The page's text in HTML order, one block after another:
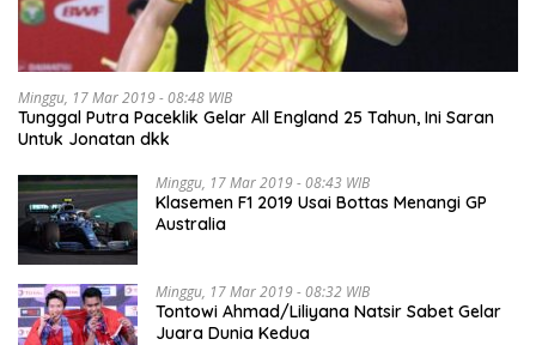
Minggu, 17 Mar 2019 - 08:48 WIB
Tunggal Putra Paceklik Gelar All England 25 Tahun, Ini Saran
Untuk Jonatan dkk
Minggu, 17 Mar 2019 - 08:43 WIB
Klasemen F1 2019 Usai Bottas Menangi GP
Australia
Minggu, 17 Mar 2019 - 08:32 WIB
Tontowi Ahmad/Liliyana Natsir Sabet Gelar
Juara Dunia Kedua